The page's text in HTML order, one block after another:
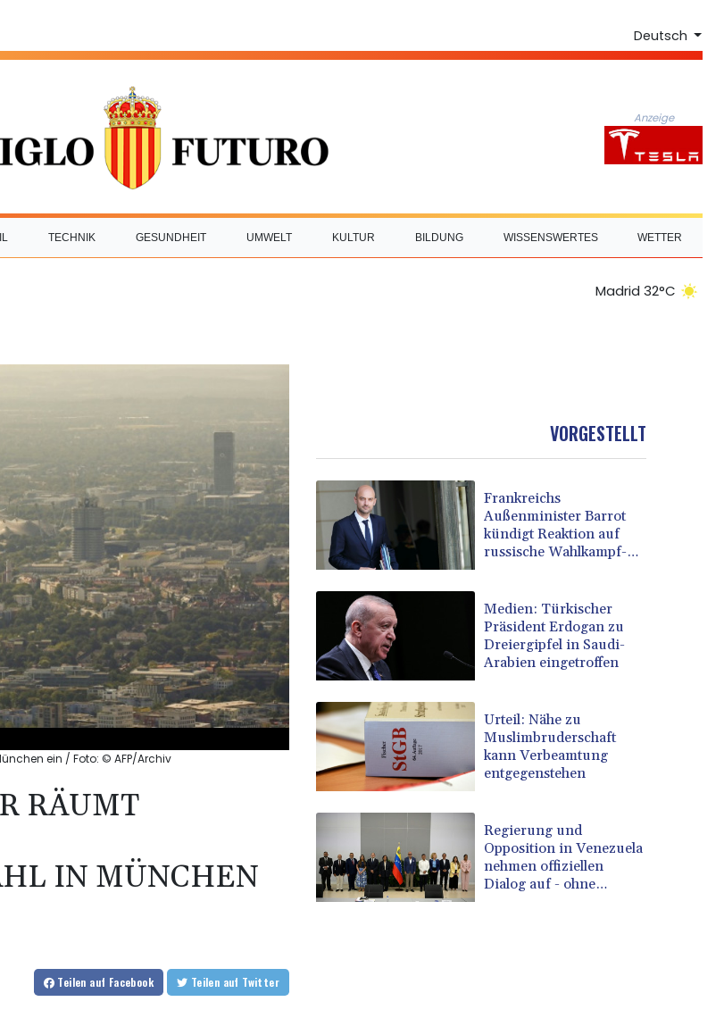
Deutsch
Anzeige
TECHNIK GESUNDHEIT UMWELT KULTUR BILDUNG WISSENSWERTES WETTER
Madrid 32°C
ein / Foto: © AFP/Archiv
RÄUMT
IN MÜNCHEN
Teilen auf Facebook Teilen auf Twitter
VORGESTELLT
Frankreichs
Außenminister Barrot
kündigt Reaktion auf
russische Wahlkampf-
Medien: Türkischer
Präsident Erdogan zu
Dreiergipfel in Saudi-
Arabien eingetroffen
Urteil: Nähe zu
Muslimbruderschaft
kann Verbeamtung
entgegenstehen
Regierung und
Opposition in Venezuela
nehmen offiziellen
Dialog auf - ohne